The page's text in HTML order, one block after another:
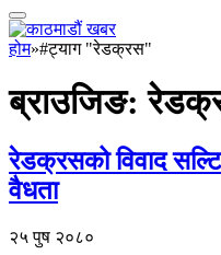
होम»#ट्याग "रेडक्रस"
ब्राउजिङ:
रेडक्रसको विवाद
वैधता
२५ पुष २०८०